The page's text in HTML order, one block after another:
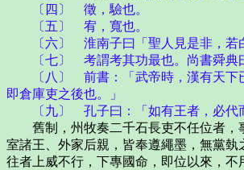
〔四〕 徵，驗也。
〔五〕 宥，寬也。
〔六〕 淮南子曰「聖人見是非，若白
〔七〕 考謂考其功最也。尚書舜典曰
〔八〕 前書：「武帝時，漢有天下已
即倉庫吏之後也。」
〔九〕 孔子曰：「如有王者，必代而
舊制，州牧奏二千石長吏不任位者，事
室諸王、外家后親，皆奉遵繩墨，無黨
往者上威不行，下專國命，即位以來，